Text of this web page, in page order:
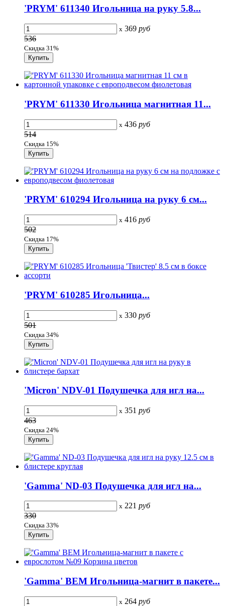
'PRYM' 611340 Игольница на руку 5.8...
x 369 руб
536
Скидка 31%
'PRYM' 611330 Игольница магнитная 11...
x 436 руб
514
Скидка 15%
'PRYM' 610294 Игольница на руку 6 см...
x 416 руб
502
Скидка 17%
'PRYM' 610285 Игольница...
x 330 руб
501
Скидка 34%
'Micron' NDV-01 Подушечка для игл на...
x 351 руб
463
Скидка 24%
'Gamma' ND-03 Подушечка для игл на...
x 221 руб
330
Скидка 33%
'Gamma' BEM Игольница-магнит в пакете...
x 264 руб